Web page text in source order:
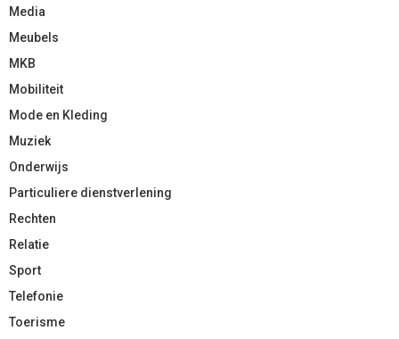
Media
Meubels
MKB
Mobiliteit
Mode en Kleding
Muziek
Onderwijs
Particuliere dienstverlening
Rechten
Relatie
Sport
Telefonie
Toerisme